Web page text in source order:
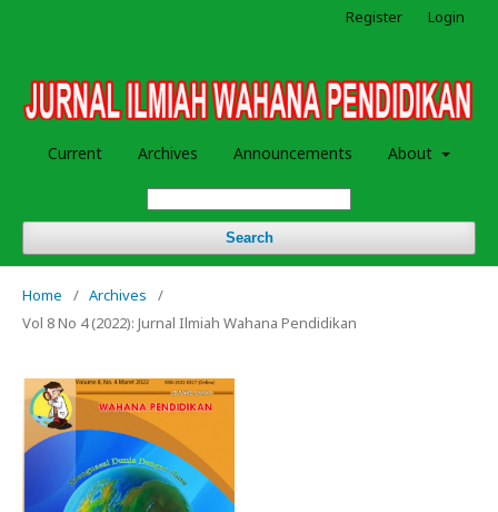
Current Archives Announcements About
Search
Register Login
Home / Archives
/
Vol 8 No 4 (2022): Jurnal Ilmiah Wahana Pendidikan